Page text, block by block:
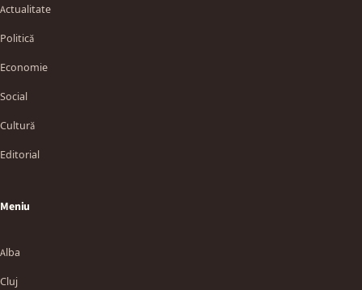
Actualitate
Politică
Economie
Social
Cultură
Editorial
Meniu
Alba
Cluj